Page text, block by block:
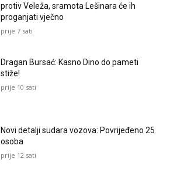
protiv Veleža, sramota Lešinara će ih
proganjati vječno
prije 7 sati
Dragan Bursać: Kasno Dino do pameti
stiže!
prije 10 sati
Novi detalji sudara vozova: Povrijeđeno 25
osoba
prije 12 sati